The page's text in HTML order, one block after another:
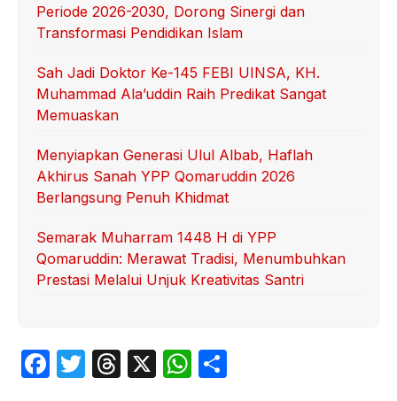
Periode 2026-2030, Dorong Sinergi dan
Transformasi Pendidikan Islam
Sah Jadi Doktor Ke-145 FEBI UINSA, KH.
Muhammad Ala’uddin Raih Predikat Sangat
Memuaskan
Menyiapkan Generasi Ulul Albab, Haflah
Akhirus Sanah YPP Qomaruddin 2026
Berlangsung Penuh Khidmat
Semarak Muharram 1448 H di YPP
Qomaruddin: Merawat Tradisi, Menumbuhkan
Prestasi Melalui Unjuk Kreativitas Santri
F
T
T
X
W